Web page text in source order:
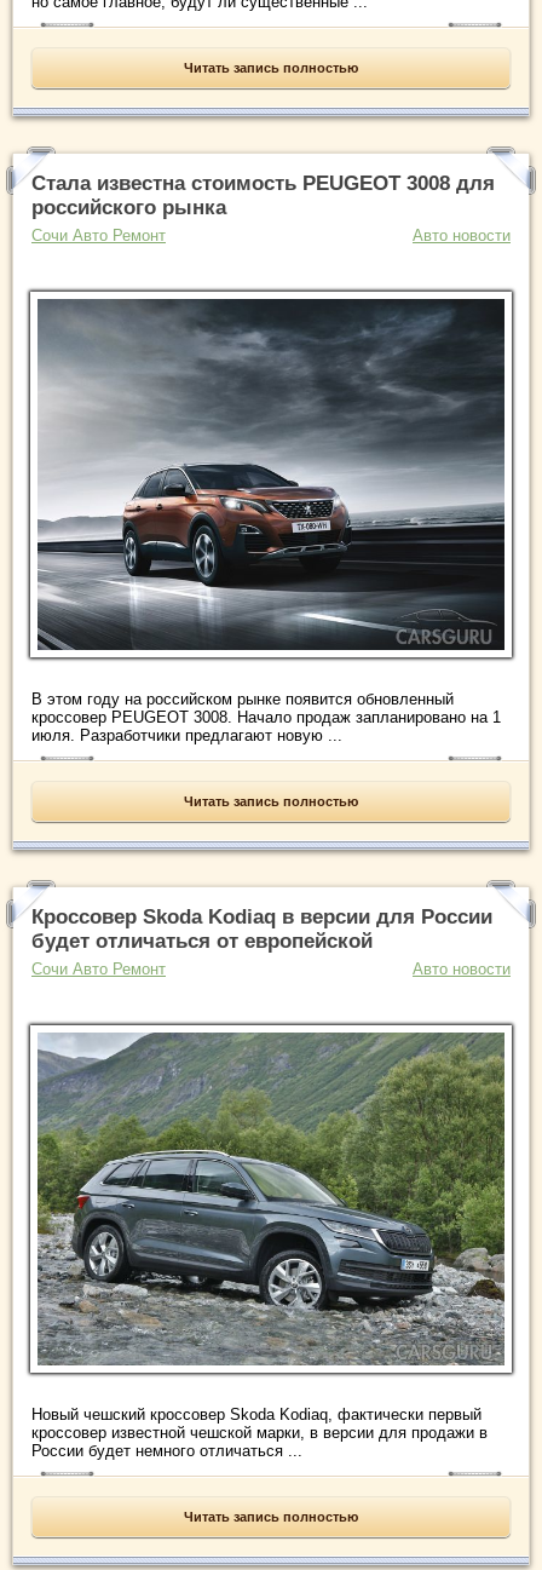
Читать запись полностью
Стала известна стоимость PEUGEOT 3008 для
российского рынка
Сочи Авто Ремонт Авто новости
В этом году на российском рынке появится обновленный
кроссовер PEUGEOT 3008. Начало продаж запланировано на 1
июля. Разработчики предлагают новую ...
Читать запись полностью
Кроссовер Skoda Kodiaq в версии для России
будет отличаться от европейской
Сочи Авто Ремонт Авто новости
Новый чешский кроссовер Skoda Kodiaq, фактически первый
кроссовер известной чешской марки, в версии для продажи в
России будет немного отличаться ...
Читать запись полностью